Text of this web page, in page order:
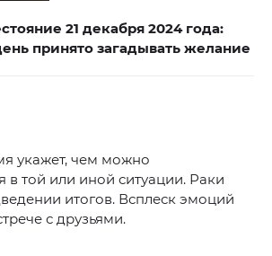
21 декабря 2024 года:
принято загадывать желание
укажет, чем можно
в той или иной ситуации. Раки
итогов. Всплеск эмоций
с друзьями.